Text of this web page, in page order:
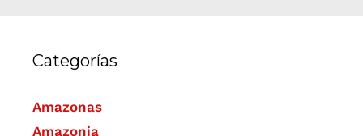
Categorías
Amazonas
Amazonia